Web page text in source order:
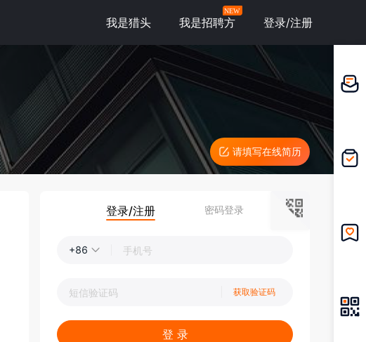
我是猎头 我是招聘方
NEW
登录/注册
请填写在线简历
登录/注册 密码登录
+86
获取验证码
登 录